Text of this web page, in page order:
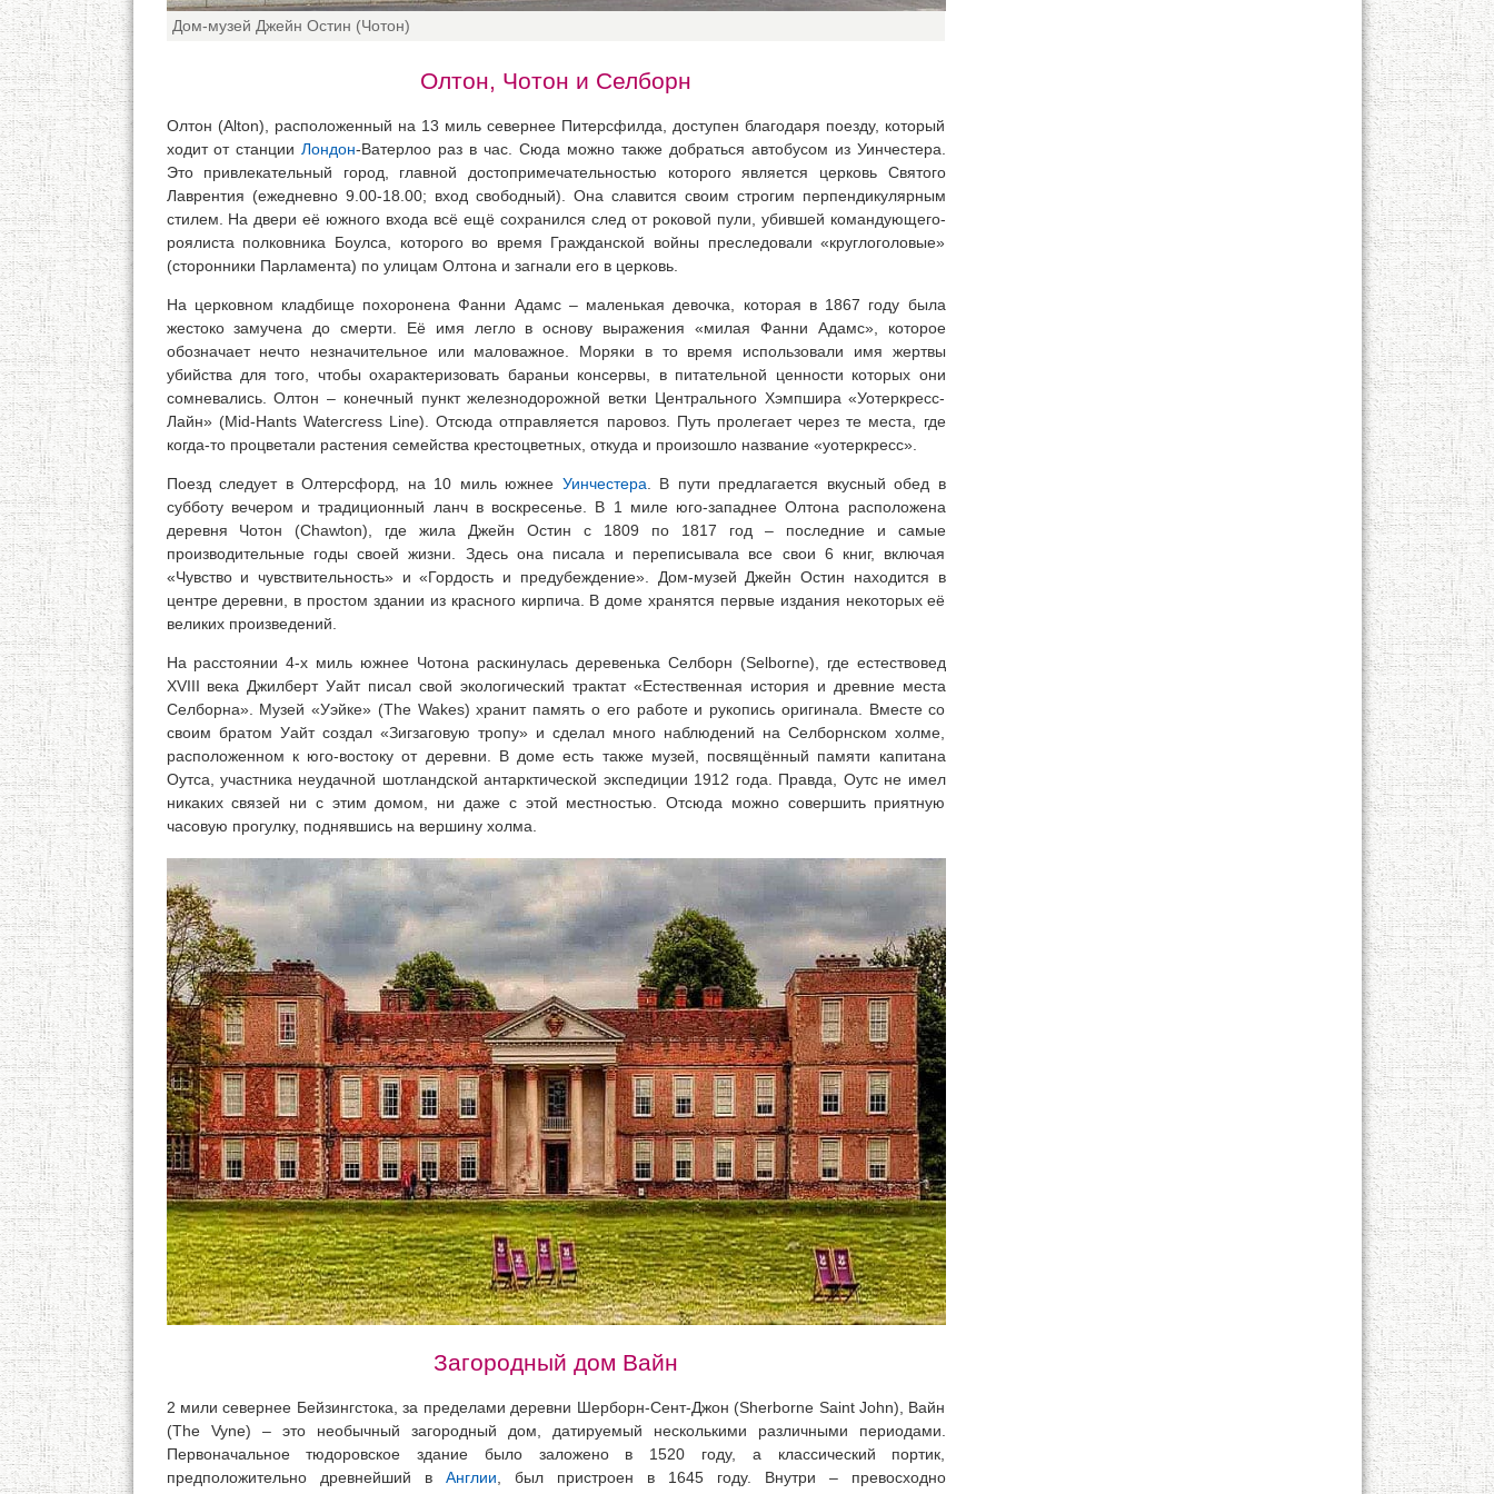
Дом-музей Джейн Остин (Чотон)
Олтон, Чотон и Селборн
Олтон (Alton), расположенный на 13 миль севернее Питерсфилда, доступен благодаря поезду, который
ходит от станцииЛондон-Ватерлоо раз в час. Сюда можно также добраться автобусом из Уинчестера.
Это привлекательный город, главной достопримечательностью которого является церковь Святого
Лаврентия (ежедневно 9.00-18.00; вход свободный). Она славится своим строгим перпендикулярным
стилем. На двери её южного входа всё ещё сохранился след от роковой пули, убившей командующего-
роялиста полковника Боулса, которого во время Гражданской войны преследовали «круглоголовые»
(сторонники Парламента) по улицам Олтона и загнали его в церковь.
На церковном кладбище похоронена Фанни Адамс – маленькая девочка, которая в 1867 году была
жестоко замучена до смерти. Её имя легло в основу выражения «милая Фанни Адамс», которое
обозначает нечто незначительное или маловажное. Моряки в то время использовали имя жертвы
убийства для того, чтобы охарактеризовать бараньи консервы, в питательной ценности которых они
сомневались. Олтон – конечный пункт железнодорожной ветки Центрального Хэмпшира «Уотеркресс-
Лайн» (Mid-Hants Watercress Line). Отсюда отправляется паровоз. Путь пролегает через те места, где
когда-то процветали растения семейства крестоцветных, откуда и произошло название «уотеркресс».
Поезд следует в Олтерсфорд, на 10 миль южнее Уинчестера . В пути предлагается вкусный обед в
субботу вечером и традиционный ланч в воскресенье. В 1 миле юго-западнее Олтона расположена
деревня Чотон (Chawton), где жила Джейн Остин с 1809 по 1817 год – последние и самые
производительные годы своей жизни. Здесь она писала и переписывала все свои 6 книг, включая
«Чувство и чувствительность» и «Гордость и предубеждение». Дом-музей Джейн Остин находится в
центре деревни, в простом здании из красного кирпича. В доме хранятся первые издания некоторых её
великих произведений.
На расстоянии 4-х миль южнее Чотона раскинулась деревенька Селборн (Selborne), где естествовед
XVIII века Джилберт Уайт писал свой экологический трактат «Естественная история и древние места
Селборна». Музей «Уэйке» (The Wakes) хранит память о его работе и рукопись оригинала. Вместе со
своим братом Уайт создал «Зигзаговую тропу» и сделал много наблюдений на Селборнском холме,
расположенном к юго-востоку от деревни. В доме есть также музей, посвящённый памяти капитана
Оутса, участника неудачной шотландской антарктической экспедиции 1912 года. Правда, Оутс не имел
никаких связей ни с этим домом, ни даже с этой местностью. Отсюда можно совершить приятную
часовую прогулку, поднявшись на вершину холма.
Загородный дом Вайн
2 мили севернее Бейзингстока, за пределами деревни Шерборн-Сент-Джон (Sherborne Saint John), Вайн
(The Vyne) – это необычный загородный дом, датируемый несколькими различными периодами.
Первоначальное тюдоровское здание было заложено в 1520 году, а классический портик,
предположительно древнейший в Англии , был пристроен в 1645 году. Внутри – превосходно